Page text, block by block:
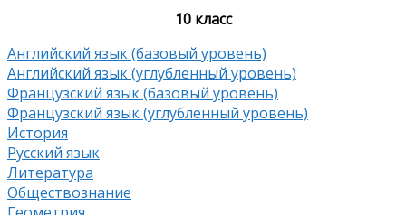
10 класс
Английский язык (базовый уровень)
Английский язык (углубленный уровень)
Французский язык (базовый уровень)
Французский язык (углубленный уровень)
История
Русский язык
Литература
Обществознание